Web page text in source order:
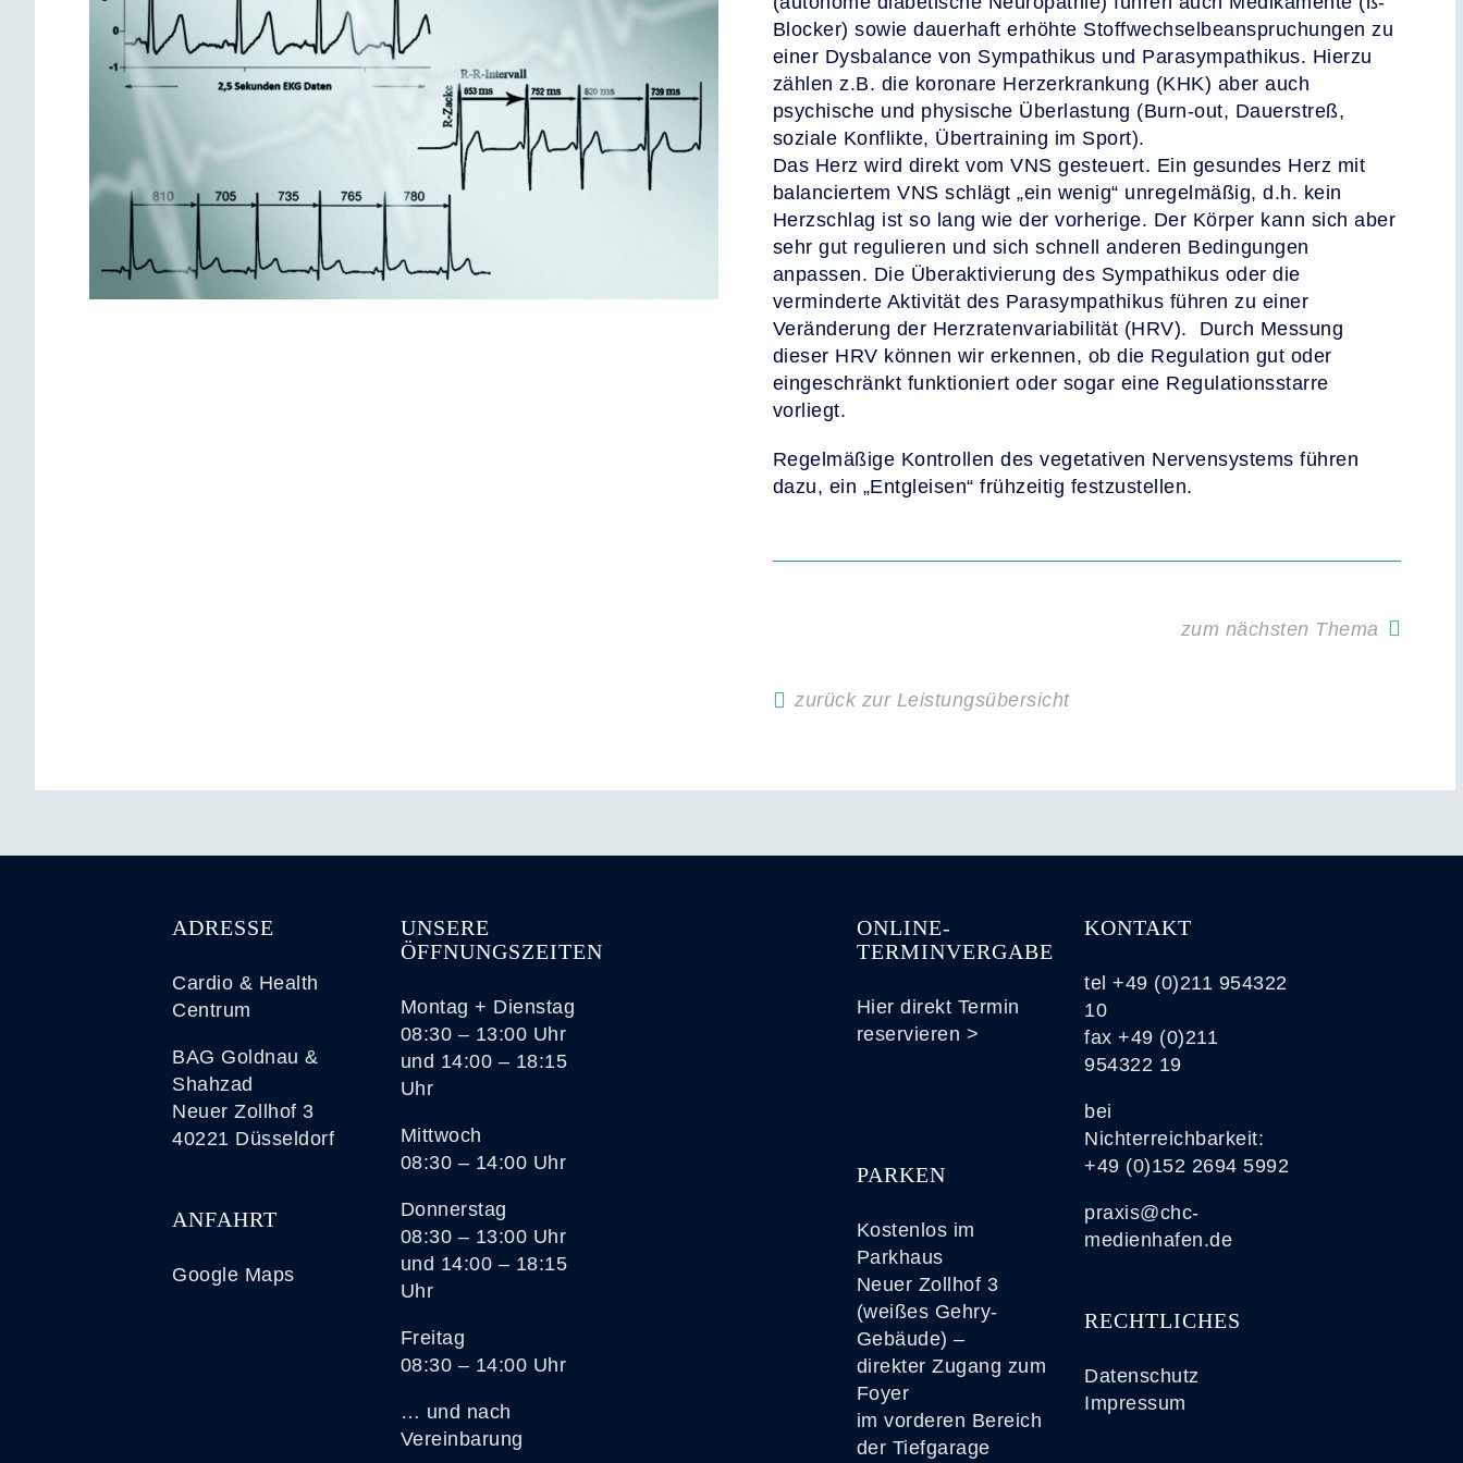
Blocker) sowie dauerhaft erhöhte Stoffwechselbeanspruchungen zu
einer Dysbalance von Sympathikus und Parasympathikus. Hierzu
zählen z.B. die koronare Herzerkrankung (KHK) aber auch
psychische und physische Überlastung (Burn-out, Dauerstreß,
soziale Konflikte, Übertraining im Sport).
Das Herz wird direkt vom VNS gesteuert. Ein gesundes Herz mit
balanciertem VNS schlägt „ein wenig“ unregelmäßig, d.h. kein
Herzschlag ist so lang wie der vorherige. Der Körper kann sich aber
sehr gut regulieren und sich schnell anderen Bedingungen
anpassen. Die Überaktivierung des Sympathikus oder die
verminderte Aktivität des Parasympathikus führen zu einer
Veränderung der Herzratenvariabilität (HRV). Durch Messung
dieser HRV können wir erkennen, ob die Regulation gut oder
eingeschränkt funktioniert oder sogar eine Regulationsstarre
vorliegt.
Regelmäßige Kontrollen des vegetativen Nervensystems führen
dazu, ein „Entgleisen“ frühzeitig festzustellen.
zum nächsten Thema
zurück zur Leistungsübersicht
ADRESSE
Cardio & Health
Centrum
BAG Goldnau &
Shahzad
Neuer Zollhof 3
40221 Düsseldorf
ANFAHRT
Google Maps
UNSERE
ÖFFNUNGSZEITEN
Montag + Dienstag
08:30 – 13:00 Uhr
und 14:00 – 18:15
Uhr
Mittwoch
08:30 – 14:00 Uhr
Donnerstag
08:30 – 13:00 Uhr
und 14:00 – 18:15
Uhr
Freitag
08:30 – 14:00 Uhr
… und nach
Vereinbarung
ONLINE-
TERMINVERGABE
Hier direkt Termin
reservieren >
PARKEN
Kostenlos im
Parkhaus
Neuer Zollhof 3
(weißes Gehry-
Gebäude) –
direkter Zugang zum
Foyer
im vorderen Bereich
der Tiefgarage
KONTAKT
tel+49 (0)211 954322
10
fax +49 (0)211
954322 19
bei
Nichterreichbarkeit:
+49 (0)152 2694 5992
praxis@chc-
medienhafen.de
RECHTLICHES
Datenschutz
Impressum